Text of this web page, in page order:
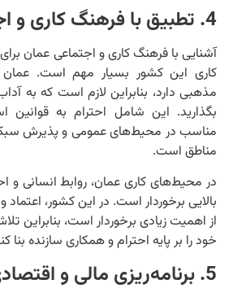
4. تطبیق با فرهنگ کاری و اجتماعی عمان
آشنایی با فرهنگ کاری و اجتماعی عمان
کاری این کشور بسیار مهم است. عمان
مذهبی دارد، بنابراین لازم است که به
بگذارید. این شامل احترام به
مناسب در محیط‌های عمومی و پذیرش
مناطق است.
در محیط‌های کاری عمان، روابط انسانی و
بالایی برخوردار است. در این کشور،
از اهمیت زیادی برخوردار است، بنابراین
خود را بر پایه احترام و همکاری سازنده بنا
5. برنامه‌ریزی مالی و اقتصادی